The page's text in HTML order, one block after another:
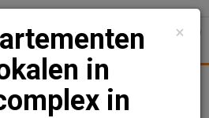
Logistiek
×
in
in